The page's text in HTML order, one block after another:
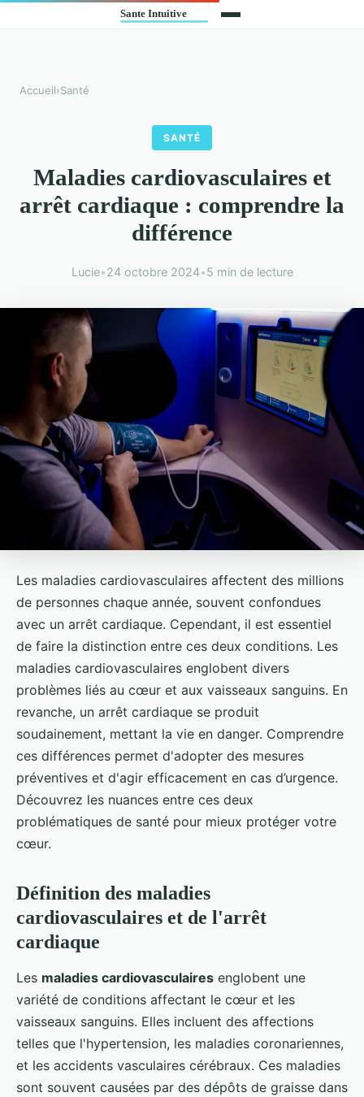
Accueil›Santé
SANTÉ
Maladies cardiovasculaires et
arrêt cardiaque : comprendre la
différence
Lucie•24 octobre 2024•5 min de lecture
Les maladies cardiovasculaires affectent des millions
de personnes chaque année, souvent confondues
avec un arrêt cardiaque. Cependant, il est essentiel
de faire la distinction entre ces deux conditions. Les
maladies cardiovasculaires englobent divers
problèmes liés au cœur et aux vaisseaux sanguins. En
revanche, un arrêt cardiaque se produit
soudainement, mettant la vie en danger. Comprendre
ces différences permet d'adopter des mesures
préventives et d'agir efficacement en cas d’urgence.
Découvrez les nuances entre ces deux
problématiques de santé pour mieux protéger votre
cœur.
Définition des maladies
cardiovasculaires et de l'arrêt
cardiaque
Les maladies cardiovasculaires englobent une
variété de conditions affectant le cœur et les
vaisseaux sanguins. Elles incluent des affections
telles que l'hypertension, les maladies coronariennes,
et les accidents vasculaires cérébraux. Ces maladies
sont souvent causées par des dépôts de graisse dans